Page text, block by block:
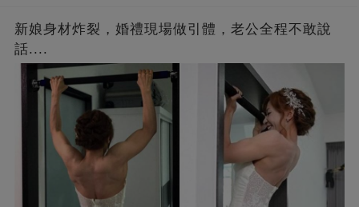
新娘身材炸裂，婚禮現場做引體，老公全程不敢說
話....